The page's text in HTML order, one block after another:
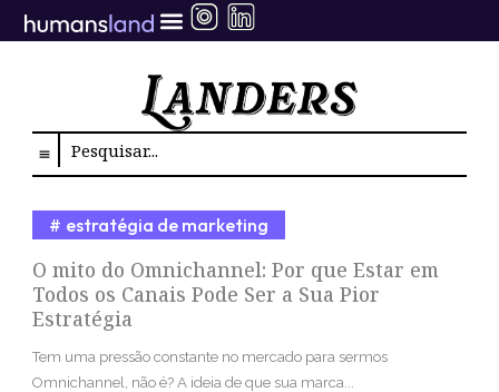
para
Search
O mito do Omnichannel: Por que Estar em
Todos os Canais Pode Ser a Sua Pior
Estratégia
estratégia de marketing
Tem uma pressão constante no mercado para sermos
Omnichannel, não é? A ideia de que sua marca...